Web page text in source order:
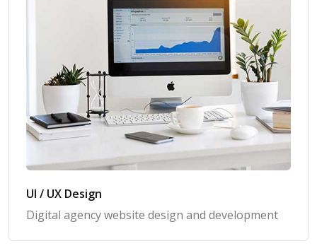
UI / UX Design
Digital agency website design and development